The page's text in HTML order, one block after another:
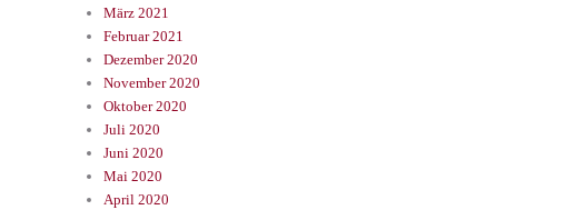
März 2021
Februar 2021
Dezember 2020
November 2020
Oktober 2020
Juli 2020
Juni 2020
Mai 2020
April 2020